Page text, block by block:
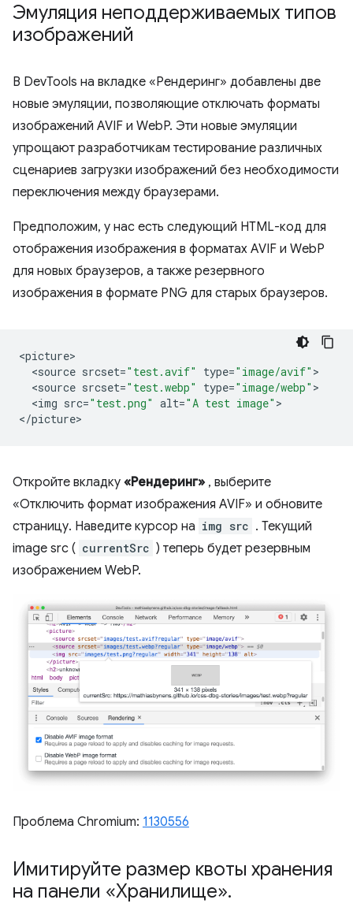
Эмуляция неподдерживаемых типов
изображений
В DevTools на вкладке «Рендеринг» добавлены две
новые эмуляции, позволяющие отключать форматы
изображений AVIF и WebP. Эти новые эмуляции
упрощают разработчикам тестирование различных
сценариев загрузки изображений без необходимости
переключения между браузерами.
Предположим, у нас есть следующий HTML-код для
отображения изображения в форматах AVIF и WebP
для новых браузеров, а также резервного
изображения в формате PNG для старых браузеров.
<picture
<source srcset="test.avif" type="image/avif"
<source srcset="test.webp" type="image/webp"
<img src="test.png" alt="A test image" >
</picture
Откройте вкладку «Рендеринг» , выберите
«Отключить формат изображения AVIF» и обновите
страницу. Наведите курсор на img src . Текущий
image src ( currentSrc ) теперь будет резервным
изображением WebP.
Проблема Chromium: 1130556
Имитируйте размер квоты хранения
на панели «Хранилище».